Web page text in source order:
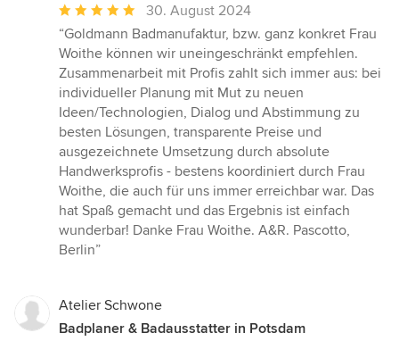
Durchschnittliche
Bewertung:
5
von
5
Sternen
30. August 2024
“Goldmann Badmanufaktur, bzw. ganz konkret Frau
Woithe können wir uneingeschränkt empfehlen.
Zusammenarbeit mit Profis zahlt sich immer aus: bei
individueller Planung mit Mut zu neuen
Ideen/Technologien, Dialog und Abstimmung zu
besten Lösungen, transparente Preise und
ausgezeichnete Umsetzung durch absolute
Handwerksprofis - bestens koordiniert durch Frau
Woithe, die auch für uns immer erreichbar war. Das
hat Spaß gemacht und das Ergebnis ist einfach
wunderbar! Danke Frau Woithe. A&R. Pascotto,
Berlin”
Atelier Schwone
Badplaner & Badausstatter in Potsdam